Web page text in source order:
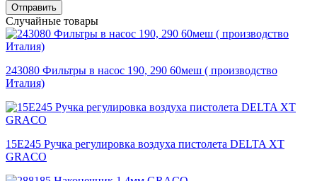
Отправить
Случайные товары
243080 Фильтры в насос 190, 290 60меш ( производство
Италия)
15E245 Ручка регулировка воздуха пистолета DELTA XT
GRACO